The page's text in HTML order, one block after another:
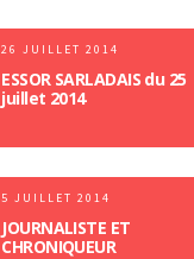
26 JUILLET 2014
ESSOR SARLADAIS du 25
juillet 2014
5 JUILLET 2014
JOURNALISTE ET
CHRONIQUEUR